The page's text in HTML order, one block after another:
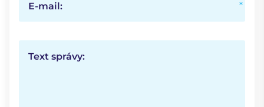
E-mail:
Text správy: